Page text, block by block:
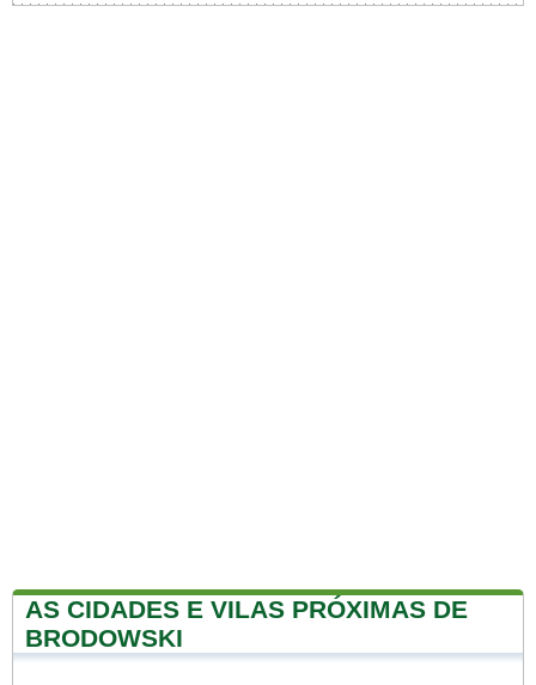
AS CIDADES E VILAS PRÓXIMAS DE
BRODOWSKI